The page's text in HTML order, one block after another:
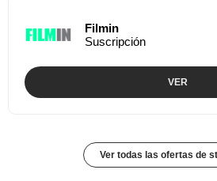
Filmin
Suscripción
VER
Ver todas las ofertas de